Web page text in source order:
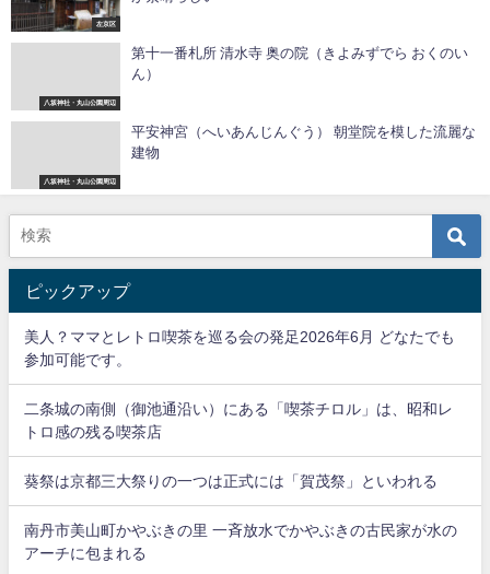
左京区
八坂神社・丸山公園周辺
第十一番札所 清水寺 奥の院（きよみずでら おくのい
ん）
八坂神社・丸山公園周辺
平安神宮（へいあんじんぐう） 朝堂院を模した流麗な
建物
ピックアップ
美人？ママとレトロ喫茶を巡る会の発足2026年6月 どなたでも
参加可能です。
二条城の南側（御池通沿い）にある「喫茶チロル」は、昭和レ
トロ感の残る喫茶店
葵祭は京都三大祭りの一つは正式には「賀茂祭」といわれる
南丹市美山町かやぶきの里 一斉放水でかやぶきの古民家が水の
アーチに包まれる